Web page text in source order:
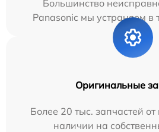
Большинство
Panasonic мы устраняем в
Оригинальные
Более 20 тыс. запчастей
наличии на